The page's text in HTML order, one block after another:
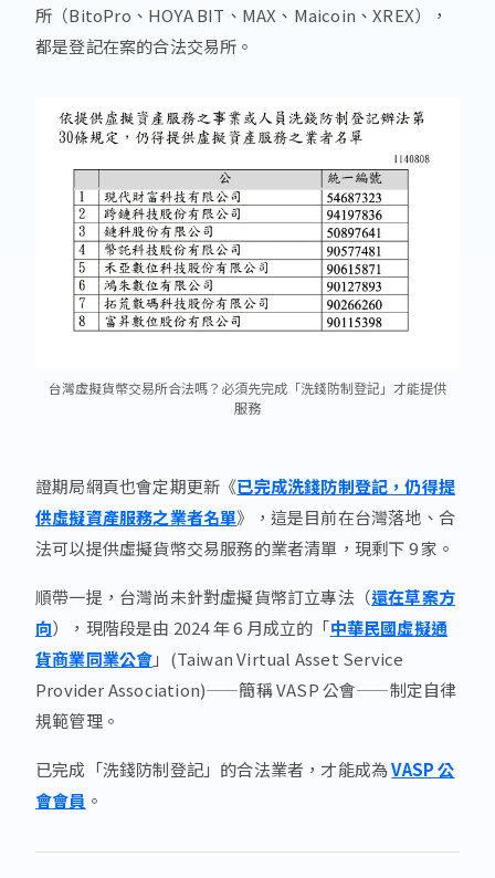
所（BitoPro、HOYA BIT、MAX、Maicoin、XREX），
都是登記在案的合法交易所。
台灣虛擬貨幣交易所合法嗎？必須先完成「洗錢防制登記」才能提供
服務
證期局網頁也會定期更新《已完成洗錢防制登記，仍得提
供虛擬資產服務之業者名單》，這是目前在台灣落地、合
法可以提供虛擬貨幣交易服務的業者清單，現剩下 9 家。
順帶一提，台灣尚未針對虛擬貨幣訂立專法（還在草案方
向），現階段是由 2024 年 6 月成立的「中華民國虛擬通
貨商業同業公會」(Taiwan Virtual Asset Service
Provider Association)——簡稱 VASP 公會——制定自律
規範管理。
已完成「洗錢防制登記」的合法業者，才能成為VASP 公
會會員 。